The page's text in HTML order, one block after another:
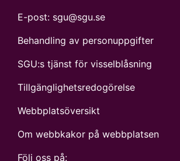
E-post: sgu@sgu.se
Behandling av personuppgifter
SGU:s tjänst för visselblåsning
Tillgänglighetsredogörelse
Webbplatsöversikt
Om webbkakor på webbplatsen
Följ oss på: